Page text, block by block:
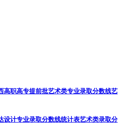
高职高专提前批艺术类专业录取分数线艺
设计专业录取分数线统计表艺术类录取分